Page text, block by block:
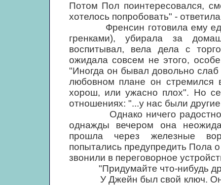
Потом Пол поинтересовался,
хотелось попробовать" -
Френсин готовила ему еду
гренками), убирала за
воспитывал, вела дела с
ожидала совсем не этого,
"Иногда он бывал довольно
любовном плане он
хорош, или ужасно плох". Но
отношениях: "...у нас были
Однако ничего радостного
однажды вечером она
прошла через железные
попытались предупредить Пола
звонили в переговорное
"Придумайте что-нибудь
У Джейн был свой ключ. Она